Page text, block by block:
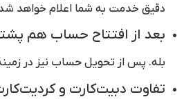
دقیق خدمت به شما اعلام خواهد
بعد از افتتاح حساب هم
بله. پس از تحویل حساب نیز در
تفاوت دبیت‌کارت و